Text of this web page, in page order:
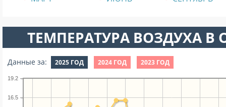
ТЕМПЕРАТУРА ВОЗДУХА В
Данные за: 2025 ГОД 2024 ГОД 2023 ГОД
16.5
19.2